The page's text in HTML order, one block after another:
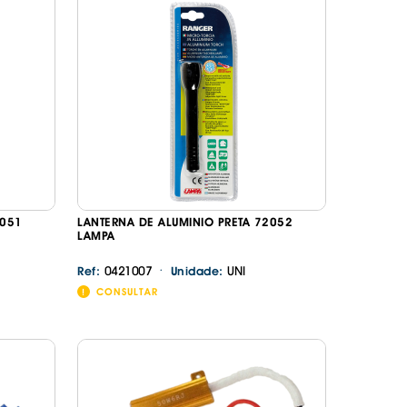
PNEUS
EBC
LANTERNA DE ALUMINIO PRETA 72052
LAMPA
Ref: 0421007 · Unidade:UNI
CONSULTAR